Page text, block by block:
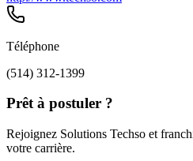
Téléphone
(514) 312-1399
Prêt à postuler ?
Rejoignez Solutions Techso et
votre carrière.